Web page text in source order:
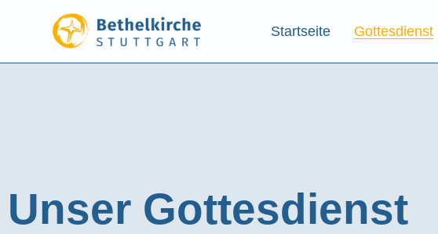
Startseite Gottesdienst
Unser Gottesdienst​